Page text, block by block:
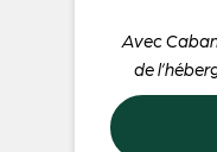
Avec
de